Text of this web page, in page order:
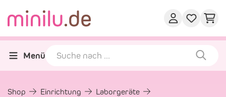
Menü
Shop Einrichtung
Laborgeräte